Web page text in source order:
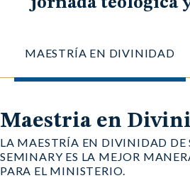
MAESTRÍA EN DIVINIDAD
Maestria en
LA MAESTRÍA EN DIVINIDAD DE
SEMINARY ES LA MEJOR
PARA EL MINISTERIO.